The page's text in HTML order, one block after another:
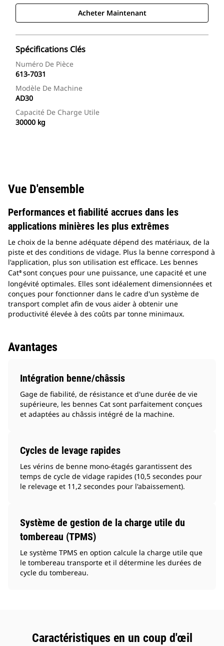
Acheter Maintenant
Spécifications Clés
Numéro De Pièce
613-7031
Modèle De Machine
AD30
Capacité De Charge Utile
30000 kg
Vue D'ensemble
Performances et fiabilité accrues dans les
applications minières les plus extrêmes
Le choix de la benne adéquate dépend des matériaux, de la
piste et des conditions de vidage. Plus la benne correspond à
l'application, plus son utilisation est efficace. Les bennes
Cat® sont conçues pour une puissance, une capacité et une
longévité optimales. Elles sont idéalement dimensionnées et
conçues pour fonctionner dans le cadre d'un système de
transport complet afin de vous aider à obtenir une
productivité élevée à des coûts par tonne minimaux.
Avantages
Intégration benne/châssis
Gage de fiabilité, de résistance et d'une durée de vie
supérieure, les bennes Cat sont parfaitement conçues
et adaptées au châssis intégré de la machine.
Cycles de levage rapides
Les vérins de benne mono-étagés garantissent des
temps de cycle de vidage rapides (10,5 secondes pour
le relevage et 11,2 secondes pour l'abaissement).
Système de gestion de la charge utile du
tombereau (TPMS)
Le système TPMS en option calcule la charge utile que
le tombereau transporte et il détermine les durées de
cycle du tombereau.
Caractéristiques en un coup d'œil